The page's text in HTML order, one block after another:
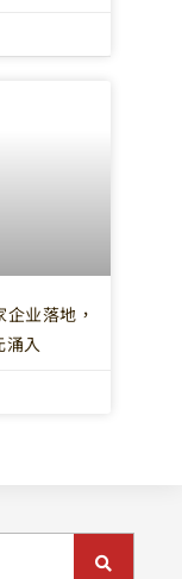
业落地，
涌入